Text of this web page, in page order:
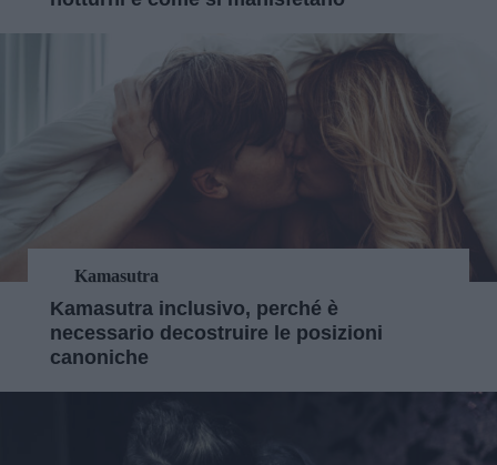
Kamasutra
Kamasutra inclusivo, perché è
necessario decostruire le posizioni
canoniche